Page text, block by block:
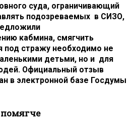
суда, ограничивающий
подозреваемых в СИЗО,
кабмина, смягчить
под стражу необходимо не
детьми, но и для
Официальный отзыв
в электронной базе Госдумы